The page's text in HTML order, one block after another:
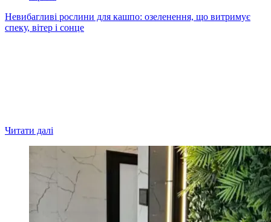
Невибагливі рослини для кашпо: озеленення, що витримує
спеку, вітер і сонце
Читати далі